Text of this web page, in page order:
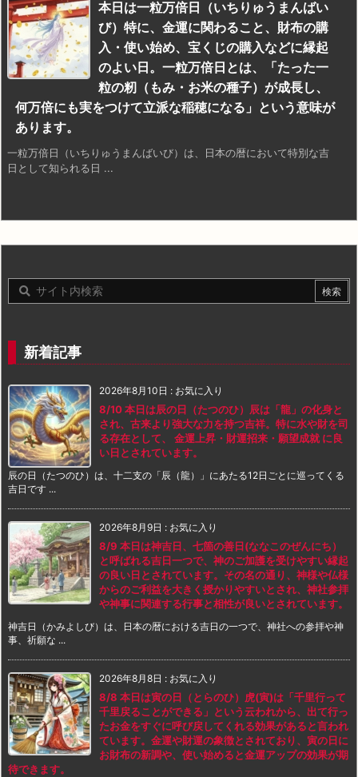
本日は一粒万倍日（いちりゅうまんばい
び）特に、金運に関わること、財布の購
入・使い始め、宝くじの購入などに縁起
のよい日。一粒万倍日とは、「たった一
粒の籾（もみ・お米の種子）が成長し、
何万倍にも実をつけて立派な稲穂になる」という意味が
あります。
一粒万倍日（いちりゅうまんばいび）は、日本の暦において特別な吉
日として知られる日 ...
新着記事
2026年8月10日 : お気に入り
8/10 本日は辰の日（たつのひ）辰は「龍」の化身と
され、古来より強大な力を持つ吉祥。特に水や財を司
る存在として、 金運上昇・財運招来・願望成就 に良
い日とされています。
辰の日（たつのひ）は、十二支の「辰（龍）」にあたる12日ごとに巡ってくる
吉日です ...
2026年8月9日 : お気に入り
8/9 本日は神吉日、七箇の善日(ななこのぜんにち）
と呼ばれる吉日一つで、神のご加護を受けやすい縁起
の良い日とされています。その名の通り、神様や仏様
からのご利益を大きく授かりやすいとされ、神社参拝
や神事に関連する行事と相性が良いとされています。
神吉日（かみよしび）は、日本の暦における吉日の一つで、神社への参拝や神
事、祈願な ...
2026年8月8日 : お気に入り
8/8 本日は寅の日（とらのひ）虎(寅)は「千里行って
千里戻ることができる」という云われから、出て行っ
たお金をすぐに呼び戻してくれる効果があると言われ
ています。金運や財運の象徴とされており、寅の日に
お財布の新調や、使い始めると金運アップの効果が期
待できます。